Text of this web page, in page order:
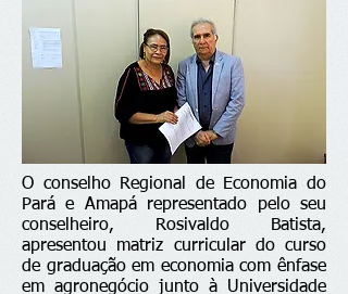
O conselho Regional de Economia do
Pará e Amapá representado pelo seu
conselheiro, Rosivaldo Batista,
apresentou matriz curricular do curso
de graduação em economia com ênfase
em agronegócio junto à Universidade